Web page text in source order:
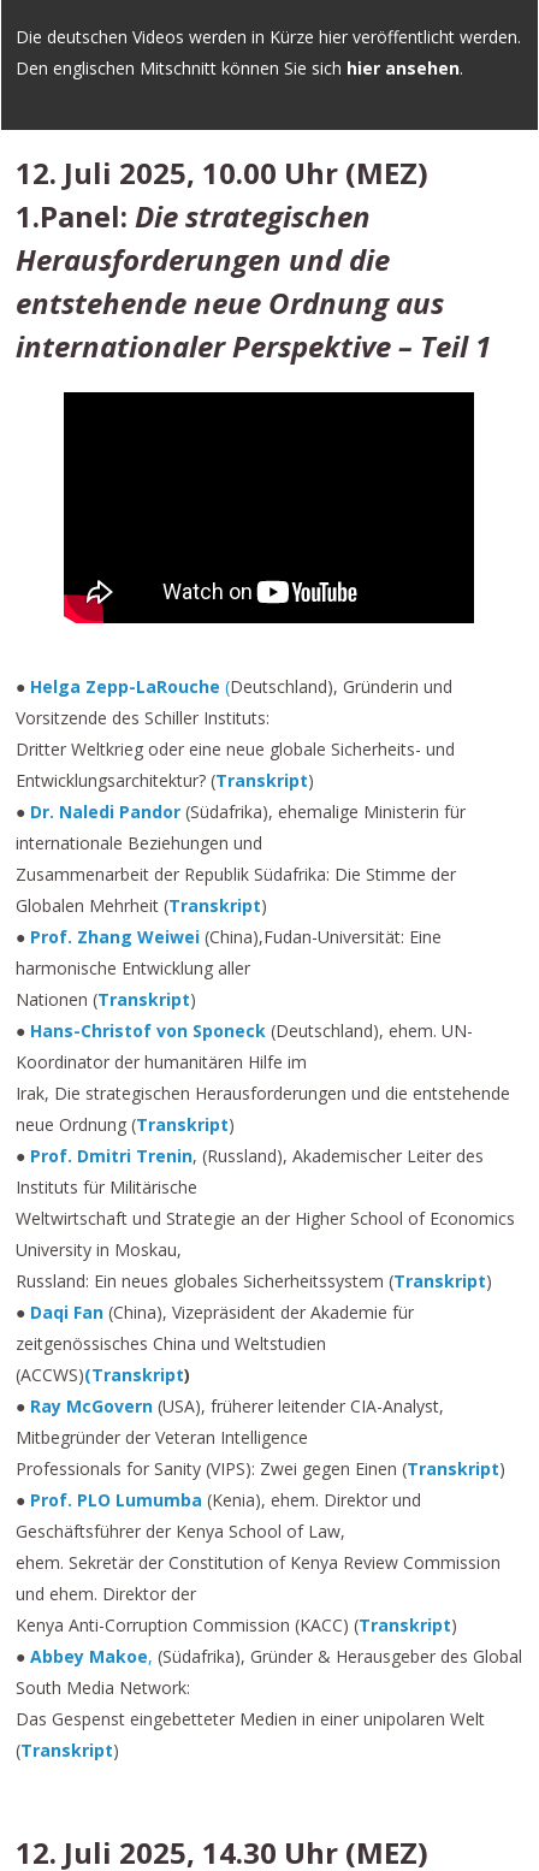
Die deutschen Videos werden in Kürze hier veröffentlicht werden.
Den englischen Mitschnitt können Sie sich hier ansehen.
12. Juli 2025, 10.00 Uhr (MEZ)
1.Panel:Die strategischen
Herausforderungen und die
entstehende neue Ordnung aus
internationaler Perspektive – Teil 1
● Helga Zepp-LaRouche (Deutschland), Gründerin und
Vorsitzende des Schiller Instituts:
Dritter Weltkrieg oder eine neue globale Sicherheits- und
Entwicklungsarchitektur? (Transkript)
● Dr. Naledi Pandor (Südafrika), ehemalige Ministerin für
internationale Beziehungen und
Zusammenarbeit der Republik Südafrika: Die Stimme der
Globalen Mehrheit (Transkript)
● Prof. Zhang Weiwei (China),Fudan-Universität: Eine
harmonische Entwicklung aller
Nationen (Transkript)
● Hans-Christof von Sponeck (Deutschland), ehem. UN-
Koordinator der humanitären Hilfe im
Irak, Die strategischen Herausforderungen und die entstehende
neue Ordnung (Transkript)
● Prof. Dmitri Trenin, (Russland), Akademischer Leiter des
Instituts für Militärische
Weltwirtschaft und Strategie an der Higher School of Economics
University in Moskau,
Russland: Ein neues globales Sicherheitssystem (Transkript)
● Daqi Fan (China), Vizepräsident der Akademie für
zeitgenössisches China und Weltstudien
(ACCWS)(Transkript)
● Ray McGovern(USA), früherer leitender CIA-Analyst,
Mitbegründer der Veteran Intelligence
Professionals for Sanity (VIPS): Zwei gegen Einen (Transkript)
● Prof. PLO Lumumba (Kenia), ehem. Direktor und
Geschäftsführer der Kenya School of Law,
ehem. Sekretär der Constitution of Kenya Review Commission
und ehem. Direktor der
Kenya Anti-Corruption Commission (KACC) (Transkript)
● Abbey Makoe, (Südafrika), Gründer & Herausgeber des Global
South Media Network:
Das Gespenst eingebetteter Medien in einer unipolaren Welt
(Transkript)
12. Juli 2025, 14.30 Uhr (MEZ)